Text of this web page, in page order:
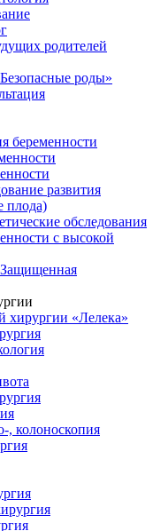
родителей
роды»
беременности
развития
плода)
обследования
с высокой
хирургии «Лелека»
, колоноскопия